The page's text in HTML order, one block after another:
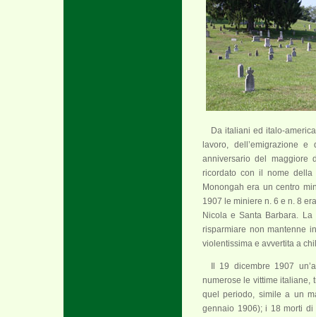
Da italiani ed italo-
lavoro, dell’emigrazione
anniversario del maggiore
ricordato con il nome della
Monongah era un centro
1907 le miniere n. 6 e n. 8
Nicola e Santa Barbara. La
risparmiare non mantenne
violentissima e avvertita a
Il 19 dicembre 1907
numerose le vittime italiane,
quel periodo, simile a un
gennaio 1906); i 18 morti